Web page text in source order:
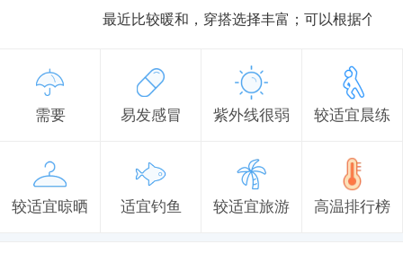
最近比较暖和，穿搭选择丰富；可以根据个人
需要 易发感冒 紫外线很弱 较适宜晨练
较适宜晾晒 适宜钓鱼 较适宜旅游 高温排行榜